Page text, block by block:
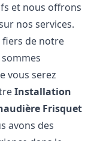
et nous offrons
nos services.
fiers de notre
vous serez
Installation
Frisquet
avons des